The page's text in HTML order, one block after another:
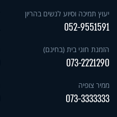
יעוץ תמיכה וסיוע לנשים בהריון
052-9551591
הזמנת חוגי בית (בחינם)
073-2221290
ממיר צופיה
073-3333333